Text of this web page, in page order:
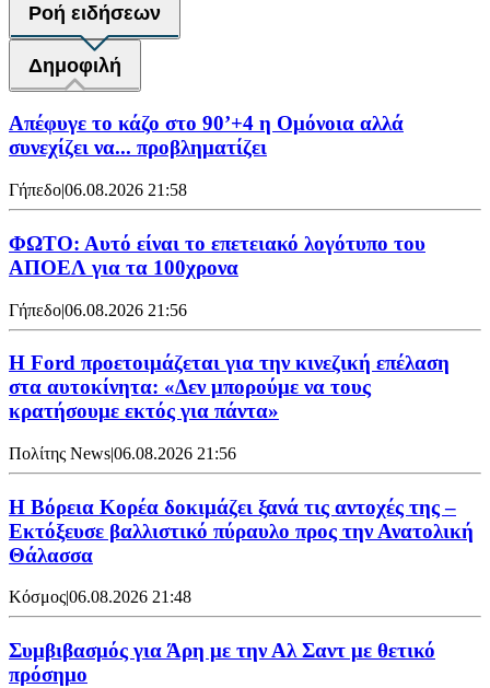
Ροή ειδήσεων
Δημοφιλή
Απέφυγε το κάζο στο 90’+4 η Ομόνοια αλλά
συνεχίζει να... προβληματίζει
Γήπεδο|06.08.2026 21:58
ΦΩΤΟ: Αυτό είναι το επετειακό λογότυπο του
ΑΠΟΕΛ για τα 100χρονα
Γήπεδο|06.08.2026 21:56
Η Ford προετοιμάζεται για την κινεζική επέλαση
στα αυτοκίνητα: «Δεν μπορούμε να τους
κρατήσουμε εκτός για πάντα»
Πολίτης News|06.08.2026 21:56
Η Βόρεια Κορέα δοκιμάζει ξανά τις αντοχές της –
Εκτόξευσε βαλλιστικό πύραυλο προς την Ανατολική
Θάλασσα
Κόσμος06.08.2026 21:48
Συμβιβασμός για Άρη με την Αλ Σαντ με θετικό
πρόσημο